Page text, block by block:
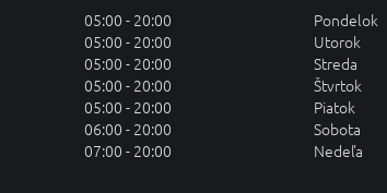
05:00 - 20:00
05:00 - 20:00
05:00 - 20:00
05:00 - 20:00
05:00 - 20:00
06:00 - 20:00
07:00 - 20:00
Pondelok
Utorok
Streda
Štvrtok
Piatok
Sobota
Nedeľa